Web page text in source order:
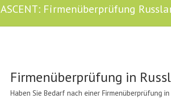
ASCENT: Firmenüberprüfung
Firmenüberprüfung in
Haben Sie Bedarf nach einer Firmenüberprüfung